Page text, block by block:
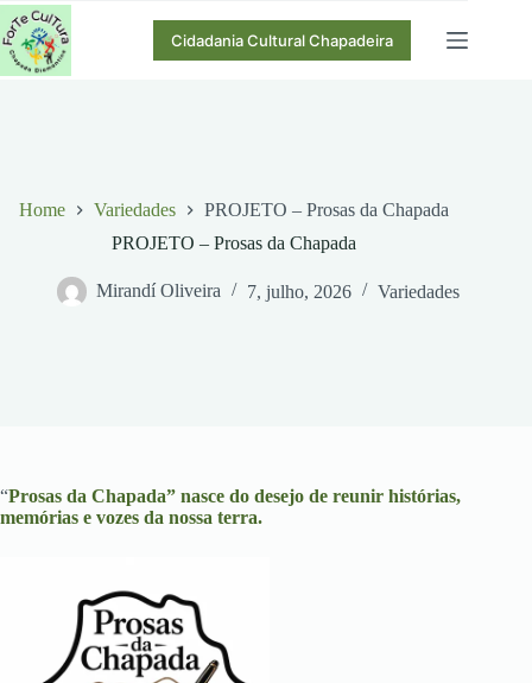
Pular
para
o
conteúdo
Cidadania Cultural Chapadeira
Home Variedades
PROJETO – Prosas da Chapada
PROJETO – Prosas da Chapada
Mirandí Oliveira 7, julho, 2026 Variedades
“Prosas da Chapada” nasce do desejo de reunir histórias,
memórias e vozes da nossa terra.